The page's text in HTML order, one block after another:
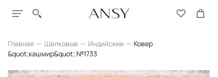
Главная Шелковые Индийские
Ковер
&quot;кашмир&quot; №1733